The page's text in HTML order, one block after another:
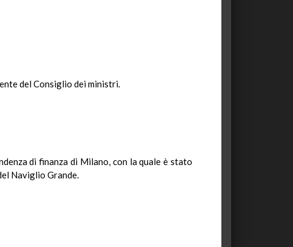
del Consiglio dei ministri.
di finanza di Milano, con la quale è stato
Naviglio Grande.